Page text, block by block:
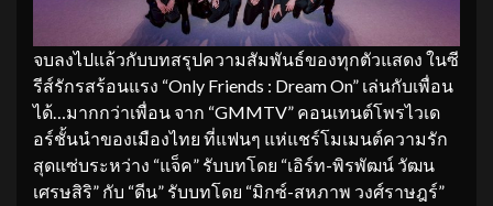
จบลงไปแล้วกับบทสรุปความสัมพันธ์ของทุกตัวแสดง ในซี
รีส์รักรสร้อนแรง “Only Friends : Dream On” เล่นกับเพื่อน
ได้…มากกว่าเพื่อน จาก “GMMTV” คอนเทนต์โพรไวเด
อร์ชั้นนำของเมืองไทย ที่แฟนๆ แห่แชร์โมเมนต์ความรัก
สุดแซ่บระหว่าง “แจ็ค” รับบทโดย “เอิร์ท-พิรพัฒน์ วัฒน
เศรษสิริ” กับ “ดีน” รับบทโดย “มิกซ์-สหภาพ วงศ์ราษฎร์”